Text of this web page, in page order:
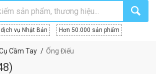
vụ Nhật Bản Hơn 50.000 sản phẩm
Cầm Tay Ống Điếu
)